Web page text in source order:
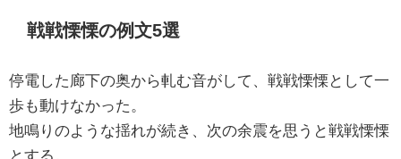
戦戦慄慄の例文5選
停電した廊下の奥から軋む音がして、戦戦慄慄として一
歩も動けなかった。
地鳴りのような揺れが続き、次の余震を思うと戦戦慄慄
とする。